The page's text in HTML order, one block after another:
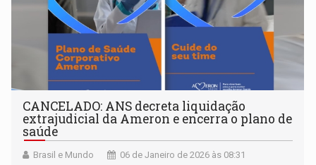
CANCELADO: ANS decreta liquidação
extrajudicial da Ameron e encerra o plano de
saúde
Brasil e Mundo 06 de Janeiro de 2026 às 08:31